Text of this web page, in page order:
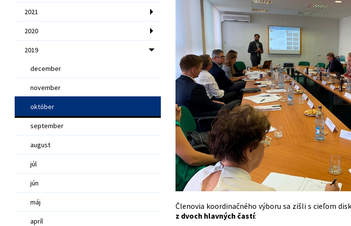
2021
2020
2019
december
november
október
september
august
júl
jún
máj
apríl
Členovia koordinačného výboru sa zišli s cieľom
z dvoch hlavných častí: